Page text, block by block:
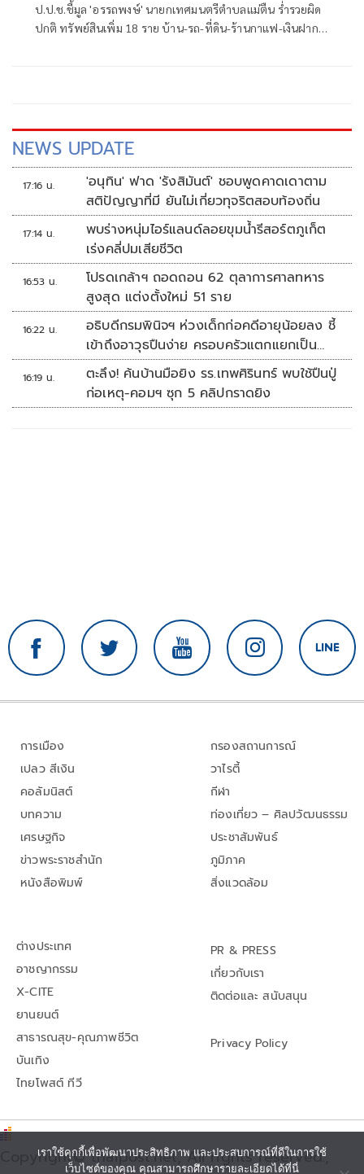
ป.ป.ช.ชี้มูล 'อรรถพงษ์' นายกเทศมนตรีตำบลแม่ตืน ร่ำรวยผิด
ปกติ ทรัพย์สินเพิ่ม 18 ราย บ้าน-รถ-ที่ดิน-ร้านกาแฟ-เงินฝาก
NEWS UPDATE
17:16 น.
'อนุทิน' ฟาด 'รังสิมันต์' ชอบพูดคาดเดาตาม
สติปัญญาที่มี ยันไม่เกี่ยวทุจริตสอบท้องถิ่น
17:14 น.
พบร่างหนุ่มไอร์แลนด์ลอยขุมน้ำรีสอร์ตภูเก็ต
เร่งคลี่ปมเสียชีวิต
16:53 น.
โปรดเกล้าฯ ถอดถอน 62 ตุลาการศาลทหาร
สูงสุด แต่งตั้งใหม่ 51 ราย
16:22 น.
อธิบดีกรมพินิจฯ ห่วงเด็กก่อคดีอายุน้อยลง ชี้
เข้าถึงอาวุธปืนง่าย ครอบครัวแตกแยกเป็น
ชนวนสำคัญ
16:19 น.
ตะลึง! ค้นบ้านมือยิง รร.เทพศิรินทร์ พบใช้ปืนปู่
ก่อเหตุ-คอมฯ ซุก 5 คลิปกราดยิง
การเมือง
เปลว สีเงิน
คอลัมนิสต์
บทความ
เศรษฐกิจ
ข่าวพระราชสำนัก
หนังสือพิมพ์
กรองสถานการณ์
วาไรตี้
กีฬา
ท่องเที่ยว – ศิลปวัฒนธรรม
ประชาสัมพันธ์
ภูมิภาค
สิ่งแวดล้อม
ต่างประเทศ
อาชญากรรม
X-CITE
ยานยนต์
สาธารณสุข-คุณภาพชีวิต
บันเทิง
ไทยโพสต์ ทีวี
PR & PRESS
เกี่ยวกับเรา
ติดต่อและ สนับสนุน
Privacy Policy
Copyright© thaipost.net, All rights reserved.,
เราใช้คุกกี้เพื่อพัฒนาประสิทธิภาพ และประสบการณ์ที่ดีในการใช้
เว็บไซต์ของคุณ คุณสามารถศึกษารายละเอียดได้ที่นี่